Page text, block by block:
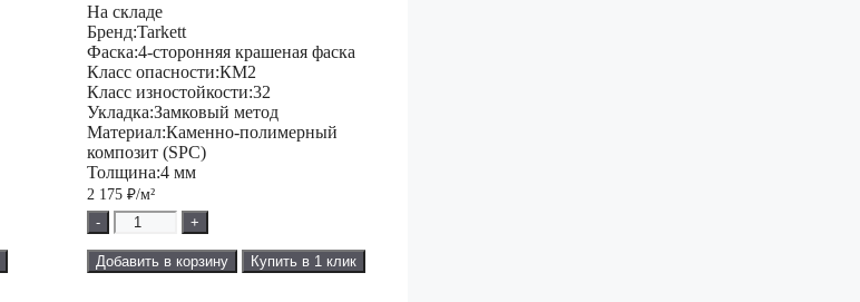
На складе
Бренд:Tarkett
Фаска:4-сторонняя крашеная фаска
Класс опасности:КМ2
Класс изностойкости:32
Укладка:Замковый метод
Материал:Каменно-полимерный
композит (SPC)
Толщина:4 мм
2 175₽/м²
-
+
Добавить в корзину Купить в 1 клик